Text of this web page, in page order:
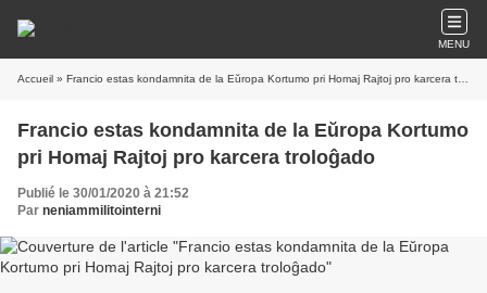
MENU
Accueil » Francio estas kondamnita de la Eŭropa Kortumo pri Homaj Rajtoj pro karcera troloĝado
Francio estas kondamnita de la Eŭropa Kortumo
pri Homaj Rajtoj pro karcera troloĝado
Publié le 30/01/2020 à 21:52
Par neniammilitointerni